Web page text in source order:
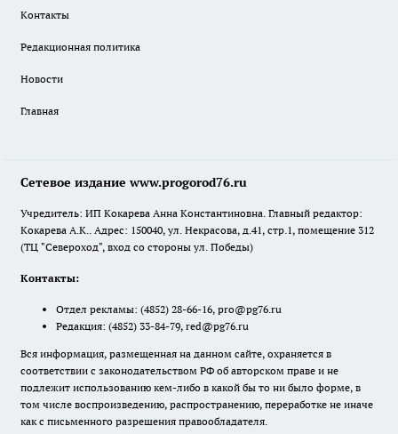
Контакты
Редакционная политика
Новости
Главная
Сетевое издание www.progorod76.ru
Учредитель: ИП Кокарева Анна Константиновна. Главный редактор:
Кокарева А.К.. Адрес: 150040, ул. Некрасова, д.41, стр.1, помещение 312
(ТЦ "Североход", вход со стороны ул. Победы)
Контакты:
Отдел рекламы: (4852) 28-66-16, pro@pg76.ru
Редакция: (4852) 33-84-79, red@pg76.ru
Вся информация, размещенная на данном сайте, охраняется в
соответствии с законодательством РФ об авторском праве и не
подлежит использованию кем-либо в какой бы то ни было форме, в
том числе воспроизведению, распространению, переработке не иначе
как с письменного разрешения правообладателя.